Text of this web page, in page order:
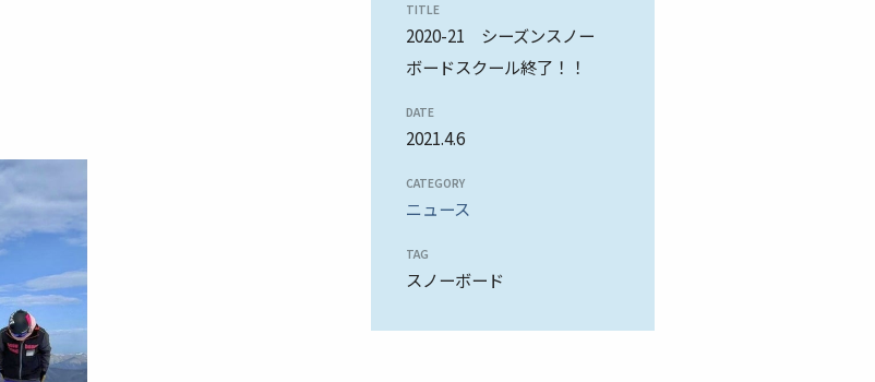
TITLE
2020-21 シーズンスノー
ボードスクール終了！！
DATE
2021.4.6
CATEGORY
ニュース
TAG
スノーボード